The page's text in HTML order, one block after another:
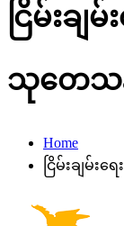
ငြိမ်းခ
သုတေသ
Home
ငြိမ်းချမ်